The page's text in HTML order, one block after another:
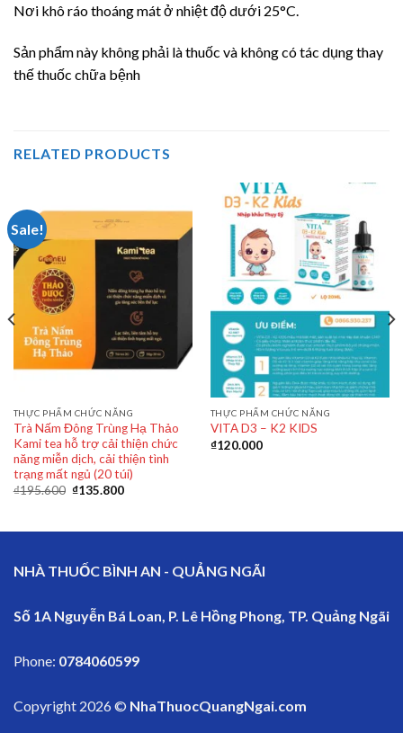
Nơi khô ráo thoáng mát ở nhiệt độ dưới 25°C.
Sản phẩm này không phải là thuốc và không có tác dụng thay
thế thuốc chữa bệnh
RELATED PRODUCTS
Sale!
THỰC PHẨM CHỨC NĂNG
Trà Nấm Đông Trùng Hạ Thảo
Kami tea hỗ trợ cải thiện chức
năng miễn dịch, cải thiện tình
trạng mất ngủ (20 túi)
₫195.600 ₫135.800
THỰC PHẨM CHỨC NĂNG
VITA D3 – K2 KIDS
₫120.000
NHÀ THUỐC BÌNH AN - QUẢNG NGÃI
Số 1A Nguyễn Bá Loan, P. Lê Hồng Phong, TP. Quảng Ngãi
Phone: 0784060599
Copyright 2026 © NhaThuocQuangNgai.com